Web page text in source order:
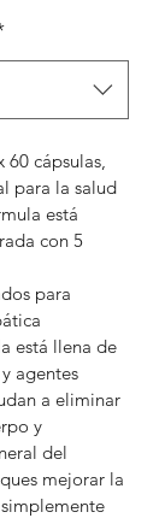
cápsulas,
para la salud
está
con 5
para
está llena de
agentes
a eliminar
y
del
mejorar la